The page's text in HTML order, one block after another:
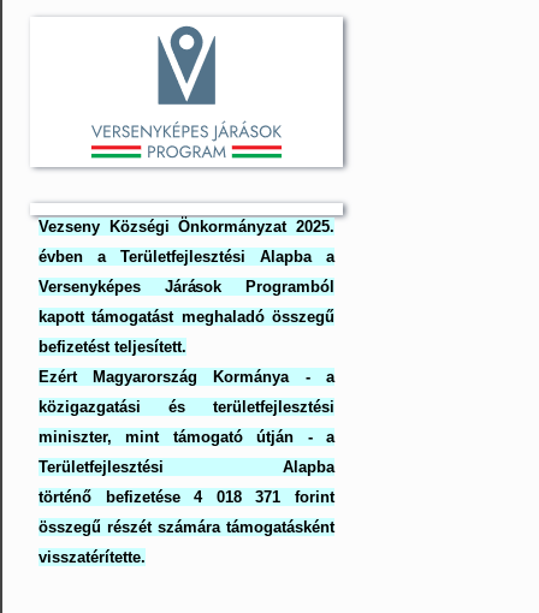
Vezseny Községi Önkormányzat 2025.
évben a Területfejlesztési Alapba a
Versenyképes Járások Programból
kapott támogatást meghaladó összegű
befizetést teljesített.
Ezért Magyarország Kormánya - a
közigazgatási és területfejlesztési
miniszter, mint támogató útján - a
Területfejlesztési Alapba
történő befizetése 4 018 371 forint
összegű részét számára támogatásként
visszatérítette.